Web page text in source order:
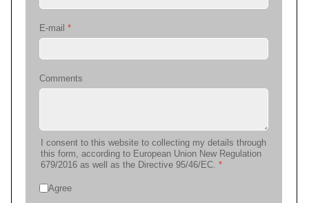
E-mail*
Comments
I consent to this website to collecting my details through
this form, according to European Union New Regulation
679/2016 as well as the Directive 95/46/EC.*
Agree